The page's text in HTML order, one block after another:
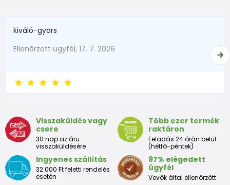
kiváló-gyors
Ellenõrzött ügyfél, 17. 7. 2026
Visszaküldés vagy
csere
30 nap az áru
visszaküldésére
Több ezer termék
raktáron
Feladás 24 órán belül
(hétfő-péntek)
Ingyenes szállítás
32.000 Ft feletti rendelés
esetén
97% elégedett
ügyfél
Vevők által ellenőrzött